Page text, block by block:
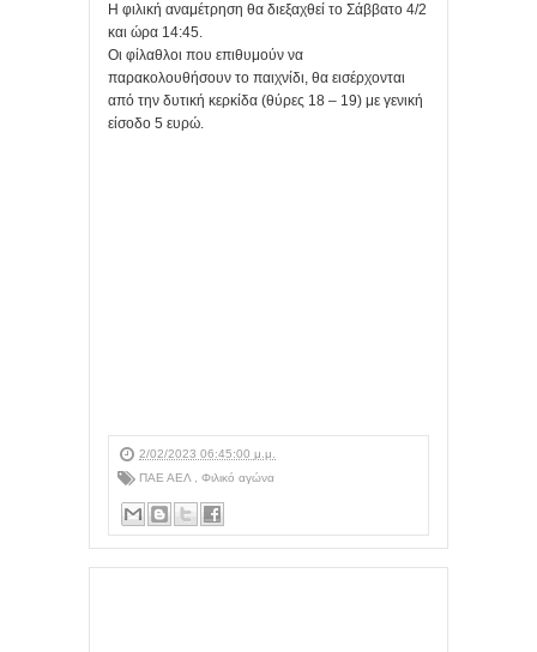
Η φιλική αναμέτρηση θα διεξαχθεί το Σάββατο 4/2
και ώρα 14:45.
Οι φίλαθλοι που επιθυμούν να
παρακολουθήσουν το παιχνίδι, θα εισέρχονται
από την δυτική κερκίδα (θύρες 18 – 19) με γενική
είσοδο 5 ευρώ.
2/02/2023 06:45:00 μ.μ.
ΠΑΕ ΑΕΛ , Φιλικό αγώνα